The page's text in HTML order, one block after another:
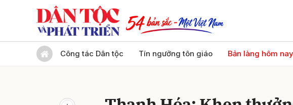
Công tác Dân tộc Tín ngưỡng tôn giáo Bản làng hôm nay
Gửi bình luận